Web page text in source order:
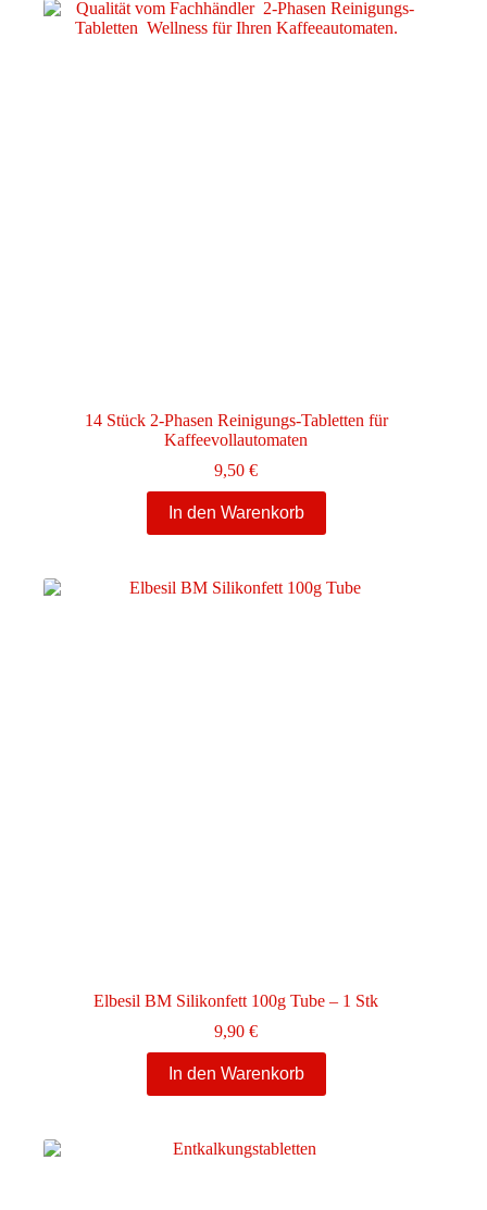
14 Stück 2-Phasen Reinigungs-Tabletten für
Kaffeevollautomaten
9,50€
In den Warenkorb
Elbesil BM Silikonfett 100g Tube – 1 Stk
9,90€
In den Warenkorb